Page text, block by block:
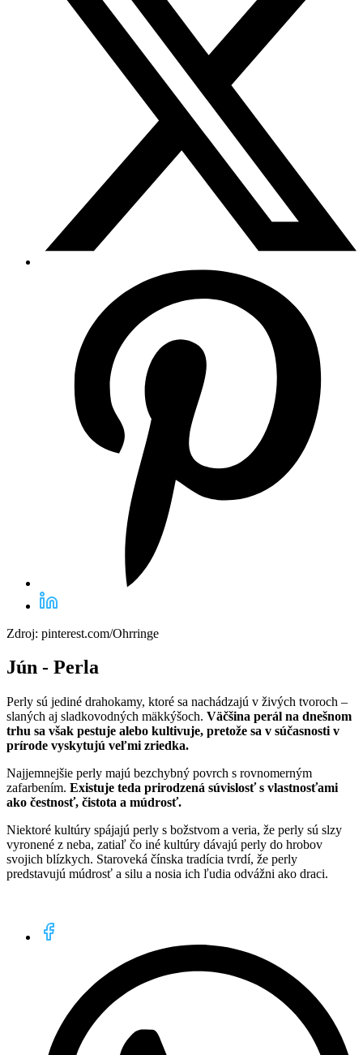
Zdroj: pinterest.com/Ohrringe
Jún - Perla
Perly sú jediné drahokamy, ktoré sa nachádzajú v živých tvoroch –
slaných aj sladkovodných mäkkýšoch. Väčšina perál na dnešnom
trhu sa však pestuje alebo kultivuje, pretože sa v súčasnosti v
prírode vyskytujú veľmi zriedka.
Najjemnejšie perly majú bezchybný povrch s rovnomerným
zafarbením. Existuje teda prirodzená súvislosť s vlastnosťami
ako čestnosť, čistota a múdrosť.
Niektoré kultúry spájajú perly s božstvom a veria, že perly sú slzy
vyronené z neba, zatiaľ čo iné kultúry dávajú perly do hrobov
svojich blízkych. Staroveká čínska tradícia tvrdí, že perly
predstavujú múdrosť a silu a nosia ich ľudia odvážni ako draci.